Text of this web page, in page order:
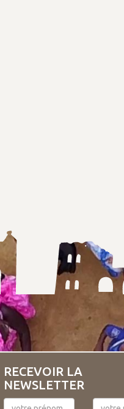
RECEVOIR LA
NEWSLETTER